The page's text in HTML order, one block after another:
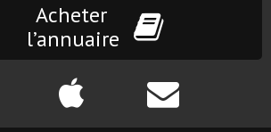
Acheter
l’annuaire